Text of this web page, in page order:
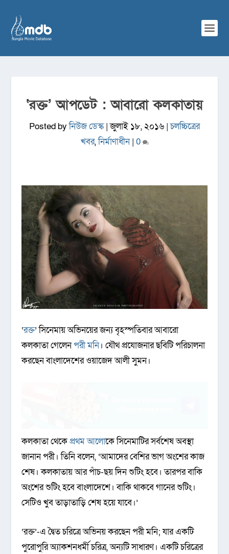
‘রক্ত’ আপডেট : আবারো কলকাতায়
Posted byনিউজ ডেস্ক|জুলাই ১৮, ২০১৬ |চলচ্চিত্রের
খবর,নির্মাণাধীন| 0
‘রক্ত’ সিনেমায় অভিনয়ের জন্য বৃহস্পতিবার আবারো
কলকাতা গেলেনপরী মনি। যৌথ প্রযোজনার ছবিটি পরিচালনা
করছেন বাংলাদেশের ওয়াজেদ আলী সুমন।
কলকাতা থেকেপ্রথম আলোকে সিনেমাটির সর্বশেষ অবস্থা
জানান পরী। তিনি বলেন, ‘আমাদের বেশির ভাগ অংশের কাজ
শেষ। কলকাতায় আর পাঁচ-ছয় দিন শুটিং হবে। তারপর বাকি
অংশের শুটিং হবে বাংলাদেশে। বাকি থাকবে গানের শুটিং।
সেটিও খুব তাড়াতাড়ি শেষ হয়ে যাবে।’
‘রক্ত’-এ দ্বৈত চরিত্রে অভিনয় করছেন পরী মনি; যার একটি
পুরোপুরি অ্যাকশনধর্মী চরিত্র, অন্যটি সাধারণ। একটি চরিত্রের